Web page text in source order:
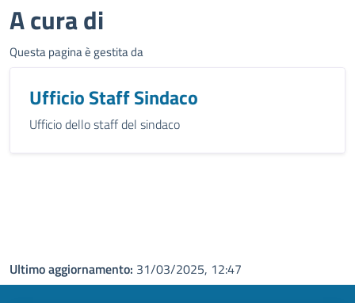
A cura di
Questa pagina è gestita da
Ufficio Staff Sindaco
Ufficio dello staff del sindaco
Ultimo aggiornamento: 31/03/2025, 12:47